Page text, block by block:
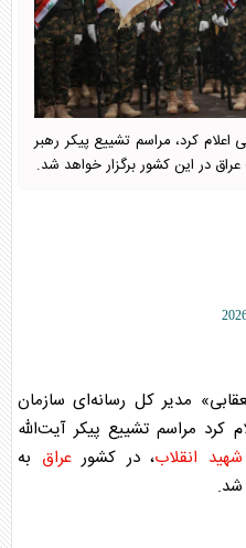
اعلام کرد، مراسم تشییع پیکر رهبر
در این کشور برگزار خواهد شد.
مدیر کل رسانه‌ای سازمان
کرد مراسم تشییع پیکر آیت‌الله
انقلاب، در کشورعراق به
شد.